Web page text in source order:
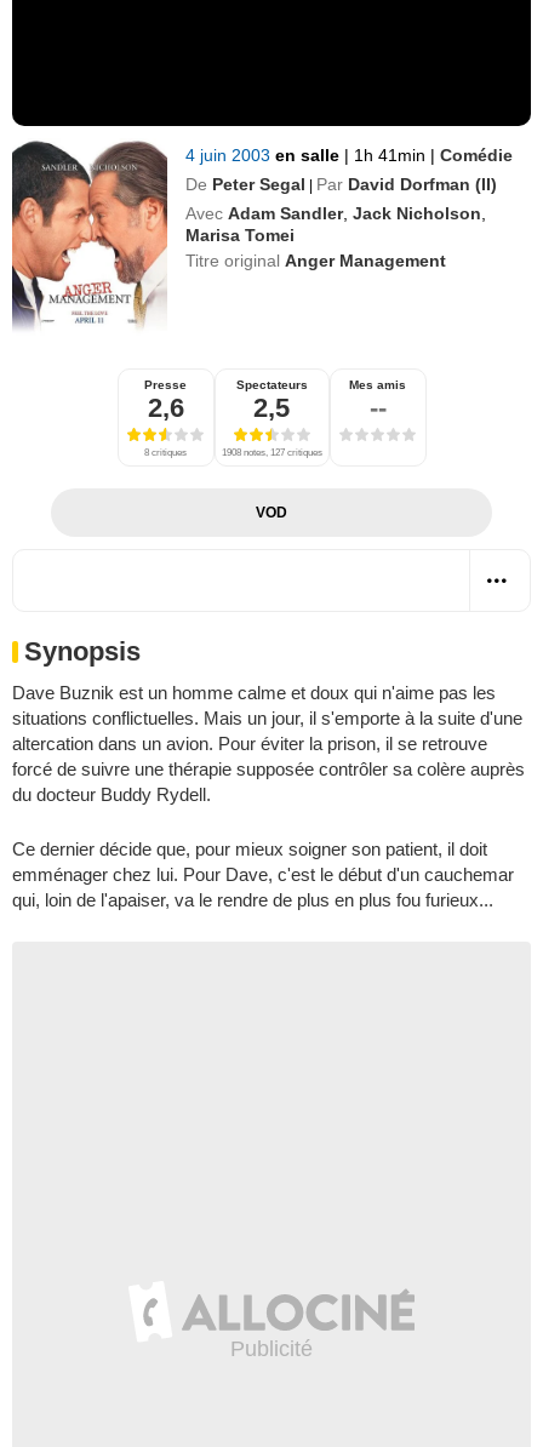
4 juin 2003en salle | 1h 41min | Comédie
De Peter Segal | Par David Dorfman (II)
Avec Adam Sandler,Jack Nicholson
Marisa Tomei
Titre originalAnger Management
Presse
2,6
8 critiques
Spectateurs
2,5
1908 notes, 127 critiques
Mes amis
--
VOD
Synopsis
Dave Buznik est un homme calme et doux qui n'aime pas les
situations conflictuelles. Mais un jour, il s'emporte à la suite d'une
altercation dans un avion. Pour éviter la prison, il se retrouve
forcé de suivre une thérapie supposée contrôler sa colère auprès
du docteur Buddy Rydell.
Ce dernier décide que, pour mieux soigner son patient, il doit
emménager chez lui. Pour Dave, c'est le début d'un cauchemar
qui, loin de l'apaiser, va le rendre de plus en plus fou furieux...